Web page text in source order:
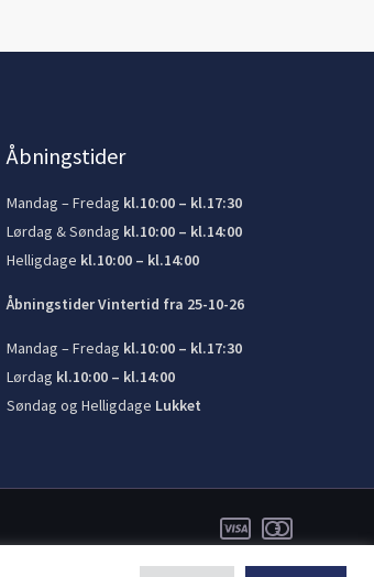
Åbningstider
Mandag – Fredag kl.10:00 – kl.17:30
Lørdag & Søndag kl.10:00 – kl.14:00
Helligdage kl.10:00 – kl.14:00
Åbningstider Vintertid fra 25-10-26
Mandag – Fredag kl.10:00 – kl.17:30
Lørdag kl.10:00 – kl.14:00
Søndag og Helligdage Lukket